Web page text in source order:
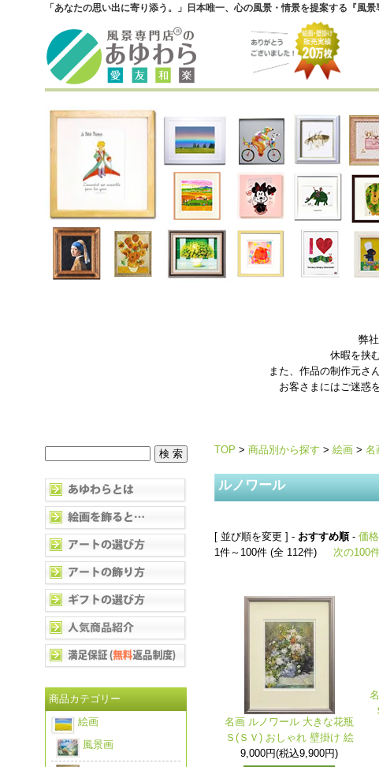
「あなたの思い出に寄り添う。」日本唯一、心の風景・情景を提案する『風
弊
休暇を挟
また、作品の制作元さ
お客さまにはご迷惑
TOP > 商品別から探す > 絵画 > 名
ルノワール
[ 並び順を変更 ] - おすすめ順- 価
1件～100件 (全 112件) 次の100
名画 ルノワール 大きな花瓶
Ｓ(ＳＶ) おしゃれ 壁掛け 絵
9,000円(税込9,900円)
商品カテゴリー
絵画
風景画